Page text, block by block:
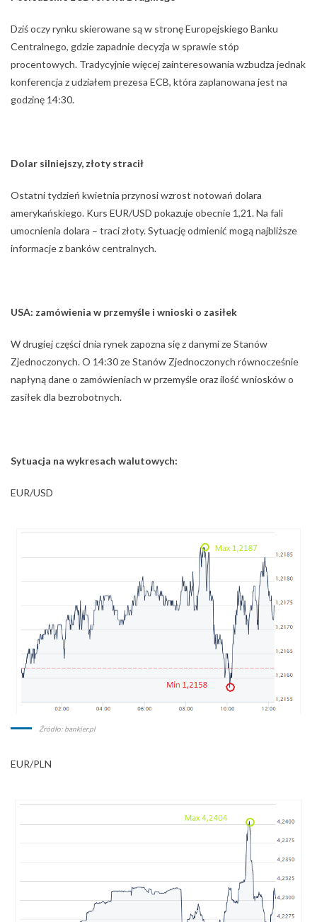
Dziś oczy rynku skierowane są w stronę Europejskiego Banku
Centralnego, gdzie zapadnie decyzja w sprawie stóp
procentowych. Tradycyjnie więcej zainteresowania wzbudza jednak
konferencja z udziałem prezesa ECB, która zaplanowana jest na
godzinę 14:30.
Dolar silniejszy, złoty stracił
Ostatni tydzień kwietnia przynosi wzrost notowań dolara
amerykańskiego. Kurs EUR/USD pokazuje obecnie 1,21. Na fali
umocnienia dolara – traci złoty. Sytuację odmienić mogą najbliższe
informacje z banków centralnych.
USA: zamówienia w przemyśle i wnioski o zasiłek
W drugiej części dnia rynek zapozna się z danymi ze Stanów
Zjednoczonych. O 14:30 ze Stanów Zjednoczonych równocześnie
napłyną dane o zamówieniach w przemyśle oraz ilość wniosków o
zasiłek dla bezrobotnych.
Sytuacja na wykresach walutowych:
EUR/USD
Źródło: bankier.pl
EUR/PLN